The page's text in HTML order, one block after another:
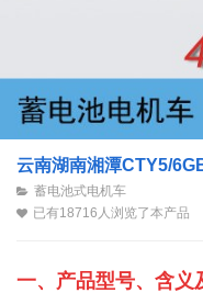
云南湖南湘潭CTY5/
蓄电池式电机车
已有18716人浏览了本产品
一、产品型号、含义